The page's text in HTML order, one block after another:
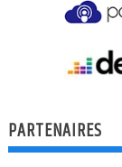
PARTENAIRES